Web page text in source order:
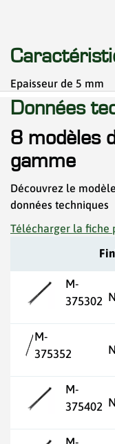
Epaisseur de 5 mm
Données
8 modèles
gamme
Découvrez le
données techniques
Télécharger la fiche
M-
375302
M-
375352
M-
375402